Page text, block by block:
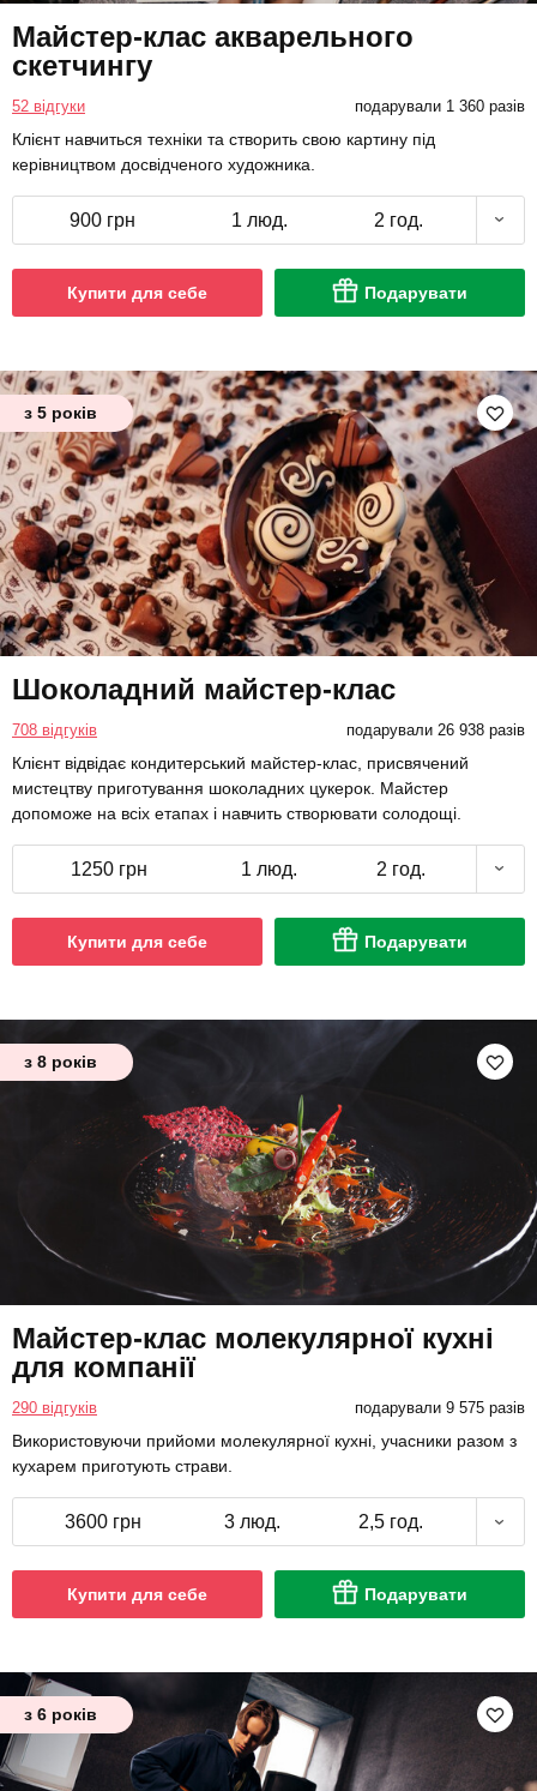
Майстер-клас акварельного
скетчингу
52 відгуки подарували 1 360 разів
Клієнт навчиться техніки та створить свою картину під
керівництвом досвідченого художника.
900 грн 1 люд. 2 год.
Купити для себе Подарувати
з 5 років
Шоколадний майстер-клас
708 відгуків подарували 26 938 разів
Клієнт відвідає кондитерський майстер-клас, присвячений
мистецтву приготування шоколадних цукерок. Майстер
допоможе на всіх етапах і навчить створювати солодощі.
1250 грн 1 люд. 2 год.
Купити для себе Подарувати
з 8 років
Майстер-клас молекулярної кухні
для компанії
290 відгуків подарували 9 575 разів
Використовуючи прийоми молекулярної кухні, учасники разом з
кухарем приготують страви.
3600 грн 3 люд. 2,5 год.
Купити для себе Подарувати
з 6 років